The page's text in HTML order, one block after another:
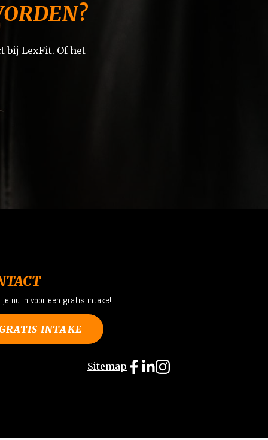
bij LexFit. Of het
je nu in voor een gratis intake!
INTAKE
Sitemap